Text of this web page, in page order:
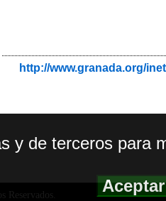
http://www.granada.org/
Reservados.
y de terceros para